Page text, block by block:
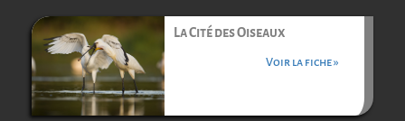
La Cité des Oiseaux
Voir la fiche »